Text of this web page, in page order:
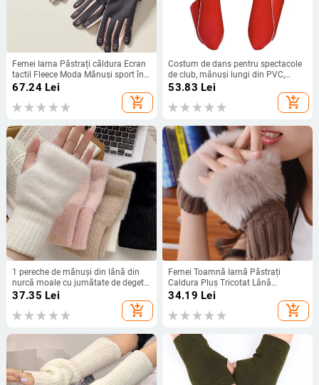
Femei Iarna Păstrați căldura Ecran
tactil Fleece Moda Mănuși sport în
aer liber Impermeabil Nu umflat
67.24Lei
add_shopping_cart
Costum de dans pentru spectacole
de club, mănuși lungi din PVC,
negru roșu, sexy, strălucitor
53.83 Lei
add_shopping_cart
1 pereche de mănuși din lână din
nurcă moale cu jumătate de deget
pentru femei, iarnă, moale, caldă, de
lux, tricotate, fără degete, pentru
fete
37.35 Lei
add_shopping_cart
Femei Toamnă Iarnă Păstrați
Caldura Pluș Tricotat Lână
Îmbinare Mănuși cu jumătate de
deget Drăguț Încântător Drăguț
Neted Moale Unitate de scris
34.19 Lei
add_shopping_cart